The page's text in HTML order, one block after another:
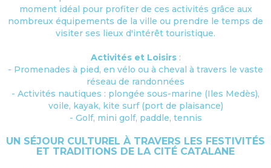
moment idéal pour profiter de ces activités grâce aux
nombreux équipements de la ville ou prendre le temps de
visiter ses lieux d'intérêt touristique.
Activités et Loisirs:
- Promenades à pied, en vélo ou à cheval à travers le vaste
réseau de randonnées
- Activités nautiques : plongée sous-marine (Iles Medès),
voile, kayak, kite surf (port de plaisance)
- Golf, mini golf, paddle, tennis
UN SÉJOUR CULTUREL À TRAVERS LES FESTIVITÉS
ET TRADITIONS DE LA CITÉ CATALANE